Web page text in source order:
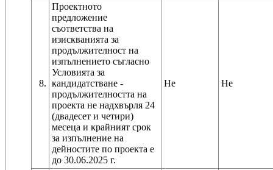
8.
Проектното
предложение
съответства на
изискванията за
продължителност на
изпълнението съгласно
Условията за
кандидатстване -
продължителността на
проекта не надхвърля 24
(двадесет и четири)
месеца и крайният срок
за изпълнение на
дейностите по проекта е
до 30.06.2025 г.
Не Не